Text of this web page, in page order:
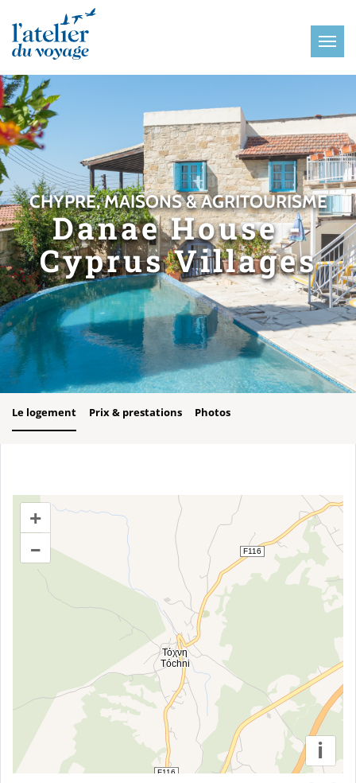
CHYPRE, MAISONS & AGRITOURISME
Danae House -
Cyprus Villages
Le logement Prix & prestations Photos
+
–
i
Panneau de gestion des cookies